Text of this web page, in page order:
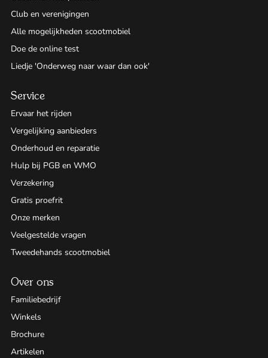
Club en verenigingen
Alle mogelijkheden scootmobiel
Doe de online test
Liedje 'Onderweg naar waar dan ook'
Service
Ervaar het rijden
Vergelijking aanbieders
Onderhoud en reparatie
Hulp bij PGB en WMO
Verzekering
Gratis proefrit
Onze merken
Veelgestelde vragen
Tweedehands scootmobiel
Over ons
Familiebedrijf
Winkels
Brochure
Artikelen